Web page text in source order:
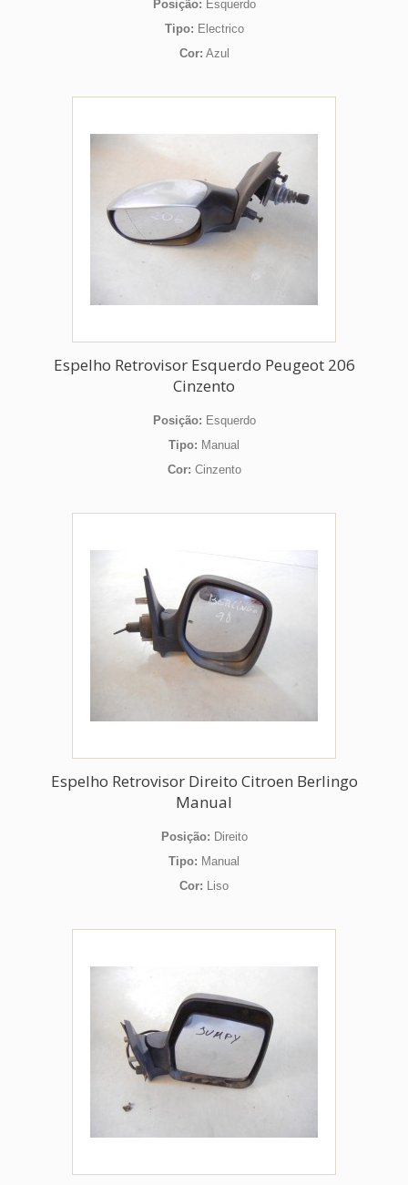
Posição: Esquerdo
Tipo: Electrico
Cor: Azul
Espelho Retrovisor Esquerdo Peugeot 206
Cinzento
Posição: Esquerdo
Tipo: Manual
Cor: Cinzento
Espelho Retrovisor Direito Citroen Berlingo
Manual
Posição: Direito
Tipo: Manual
Cor: Liso